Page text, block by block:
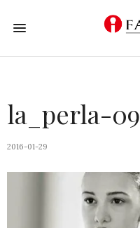
la_perla-09
2016-01-29